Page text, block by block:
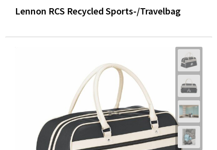
Lennon RCS Recycled Sports-/Travelbag